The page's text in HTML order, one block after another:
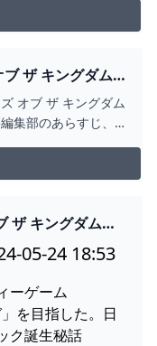
ザ キングダム
籍編集部 ゲーム
オブ ザ キングダム
集部のあらすじ、
もファミ通にお任
ザ キングダム』
なほっこり。任
05-24 18:53
ーゲーム
」を目指した。日
ク誕生秘話